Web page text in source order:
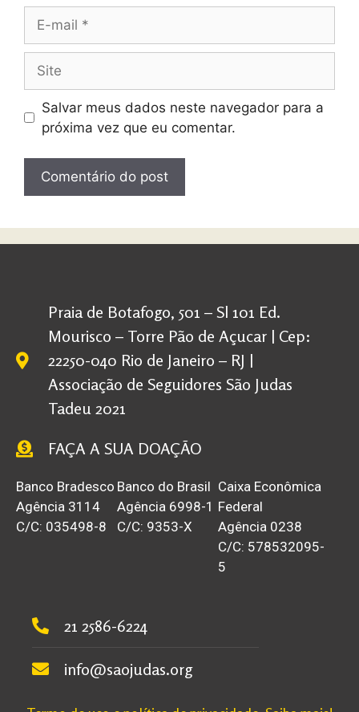
Salvar meus dados neste navegador para a
próxima vez que eu comentar.
Praia de Botafogo, 501 – Sl 101 Ed.
Mourisco – Torre Pão de Açucar | Cep:
22250-040 Rio de Janeiro – RJ |
Associação de Seguidores São Judas
Tadeu 2021
FAÇA A SUA DOAÇÃO
Banco Bradesco
Agência 3114
C/C: 035498-8
Banco do Brasil
Agência 6998-1
C/C: 9353-X
Caixa Econômica
Federal
Agência 0238
C/C: 578532095-
5
21 2586-6224
info@saojudas.org